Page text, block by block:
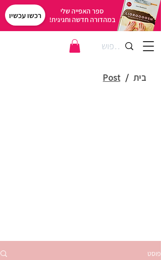
רכשו עכשיו
ספר האפייה שלי
במהדורה חדשה וחגיגית!
בית /
Post
פוסט